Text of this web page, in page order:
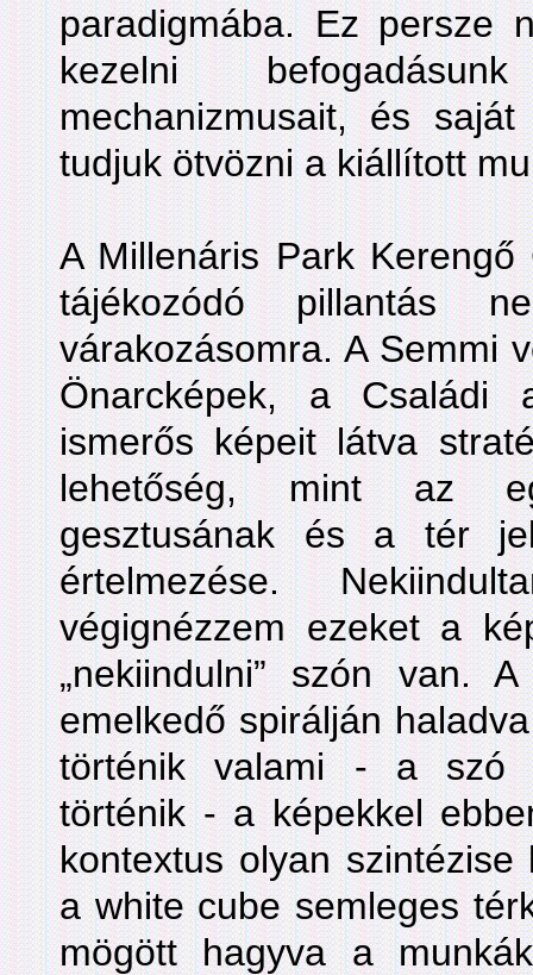
paradigmába. Ez persze
kezelni
mechanizmusait, és
tudjuk ötvözni a kiállított
A Millenáris Park
tájékozódó pillantás
várakozásomra. A Semmi
Önarcképek, a Családi
ismerős képeit látva
lehetőség, mint az
gesztusának és a tér
értelmezése.
végignézzem ezeket a
„nekiindulni” szón van.
emelkedő spirálján
történik valami - a szó
történik - a képekkel
kontextus olyan
a white cube semleges
mögött hagyva a